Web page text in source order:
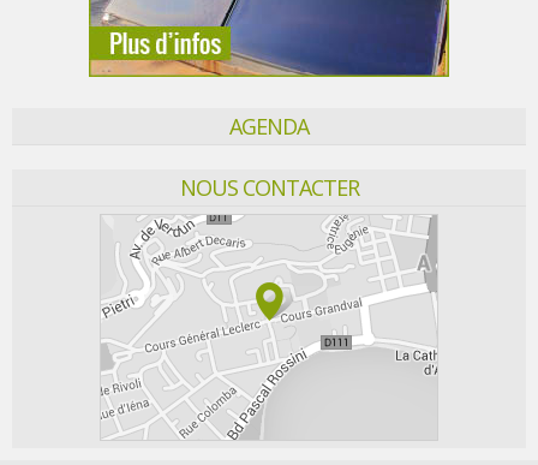
AGENDA
NOUS CONTACTER